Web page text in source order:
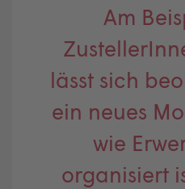
Am
lässt sich
ein neues
wie
organisiert